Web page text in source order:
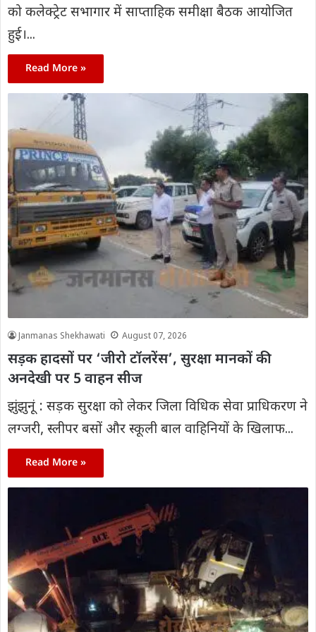
को कलेक्ट्रेट सभागार में साप्ताहिक समीक्षा बैठक आयोजित
हुई।...
Read More »
Janmanas Shekhawati August 07, 2026
सड़क हादसों पर ‘जीरो टॉलरेंस’, सुरक्षा मानकों की
अनदेखी पर 5 वाहन सीज
झुंझुनूं : सड़क सुरक्षा को लेकर जिला विधिक सेवा प्राधिकरण ने
लग्जरी, स्लीपर बसों और स्कूली बाल वाहिनियों के खिलाफ...
Read More »